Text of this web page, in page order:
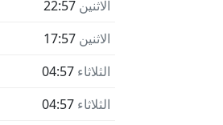
الاثنين 22:57
الاثنين 17:57
الثلاثاء 04:57
الثلاثاء 04:57